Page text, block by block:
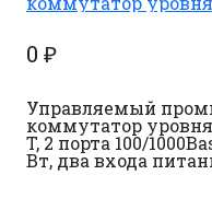
0 ₽
Управляемый
коммутатор уровня
T, 2 порта 100/
Вт, два входа